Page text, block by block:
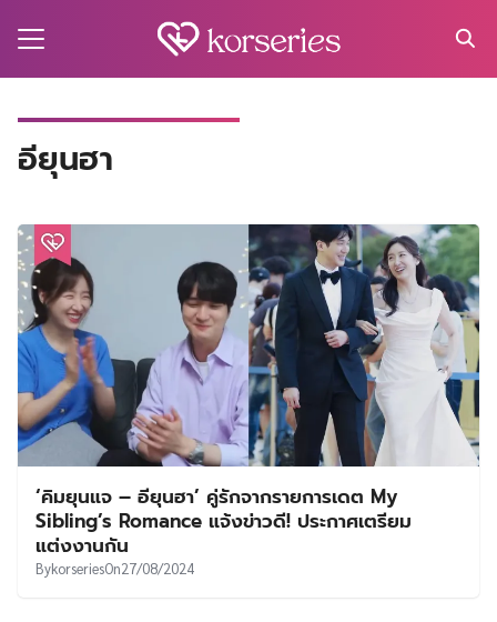
อียุนฮา
‘คิมยุนแจ – อียุนฮา’ คู่รักจากรายการเดต My
Sibling’s Romance แจ้งข่าวดี! ประกาศเตรียม
แต่งงานกัน
BykorseriesOn27/08/2024